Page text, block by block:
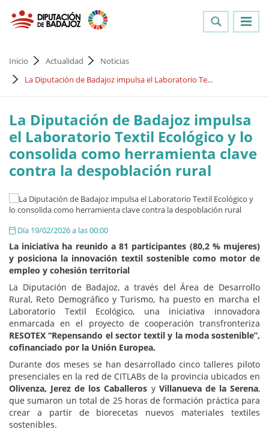
Inicio Actualidad
Noticias
La Diputación de Badajoz impulsa el Laboratorio Te...
La Diputación de Badajoz impulsa
el Laboratorio Textil Ecológico y lo
consolida como herramienta clave
contra la despoblación rural
Día 19/02/2026 a las 00:00
La iniciativa ha reunido a 81 participantes (80,2 % mujeres)
y posiciona la innovación textil sostenible como motor de
empleo y cohesión territorial
La Diputación de Badajoz, a través del Área de Desarrollo
Rural, Reto Demográfico y Turismo, ha puesto en marcha el
Laboratorio Textil Ecológico, una iniciativa innovadora
enmarcada en el proyecto de cooperación transfronteriza
RESOTEX “Repensando el sector textil y la moda sostenible”,
cofinanciado por la Unión Europea.
Durante dos meses se han desarrollado cinco talleres piloto
presenciales en la red de CITLABs de la provincia ubicados en
Olivenza, Jerez de los Caballeros y Villanueva de la Serena,
que sumaron un total de 25 horas de formación práctica para
crear a partir de biorecetas nuevos materiales textiles
sostenibles.